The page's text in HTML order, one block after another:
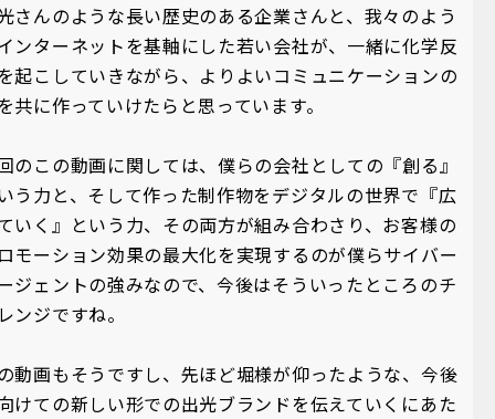
さんのような長い歴史のある企業さんと、我々のよう
ンターネットを基軸にした若い会社が、一緒に化学反
起こしていきながら、よりよいコミュニケーションの
共に作っていけたらと思っています。
のこの動画に関しては、僕らの会社としての『創る』
う力と、そして作った制作物をデジタルの世界で『広
いく』という力、その両方が組み合わさり、お客様の
モーション効果の最大化を実現するのが僕らサイバー
ジェントの強みなので、今後はそういったところのチ
ンジですね。
動画もそうですし、先ほど堀様が仰ったような、今後
けての新しい形での出光ブランドを伝えていくにあた